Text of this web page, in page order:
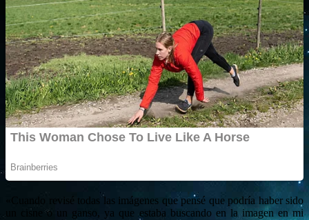
«Cuando revisé todas las imágenes que pensé que podría haber sido
un cisne o un ganso, ya que estaba buscando en la imagen en mi